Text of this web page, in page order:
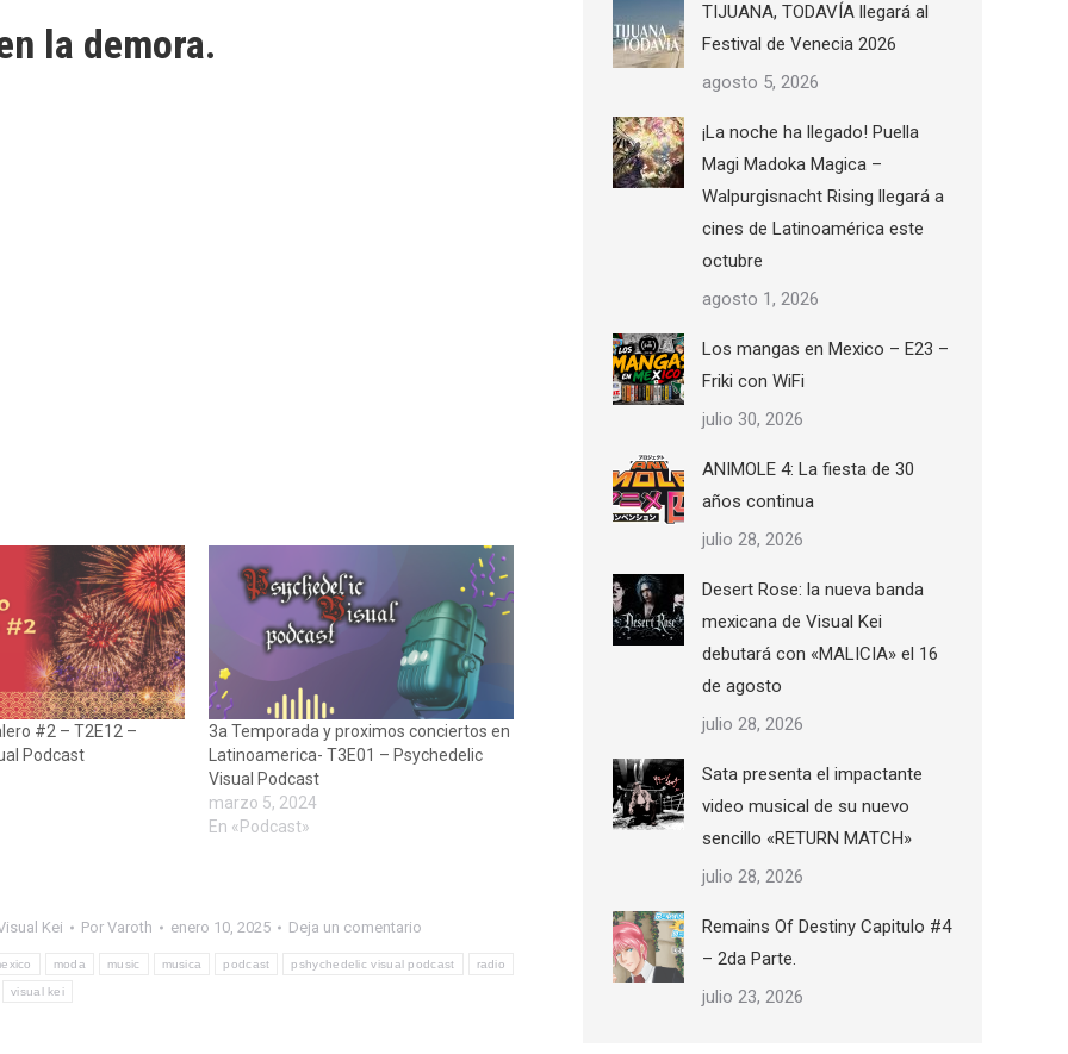
la demora.
#2 – T2E12 –
Podcast
3a Temporada y proximos conciertos en
Latinoamerica- T3E01 – Psychedelic
Visual Podcast
marzo 5, 2024
En «Podcast»
Kei Por Varoth enero 10, 2025 Deja un comentario
moda music musica podcast pshychedelic visual podcast radio
visual kei
TIJUANA, TODAVÍA llegará al
Festival de Venecia 2026
agosto 5, 2026
¡La noche ha llegado! Puella
Magi Madoka Magica –
Walpurgisnacht Rising llegará a
cines de Latinoamérica este
octubre
agosto 1, 2026
Los mangas en Mexico – E23 –
Friki con WiFi
julio 30, 2026
ANIMOLE 4: La fiesta de 30
años continua
julio 28, 2026
Desert Rose: la nueva banda
mexicana de Visual Kei
debutará con «MALICIA» el 16
de agosto
julio 28, 2026
Sata presenta el impactante
video musical de su nuevo
sencillo «RETURN MATCH»
julio 28, 2026
Remains Of Destiny Capitulo #4
– 2da Parte.
julio 23, 2026